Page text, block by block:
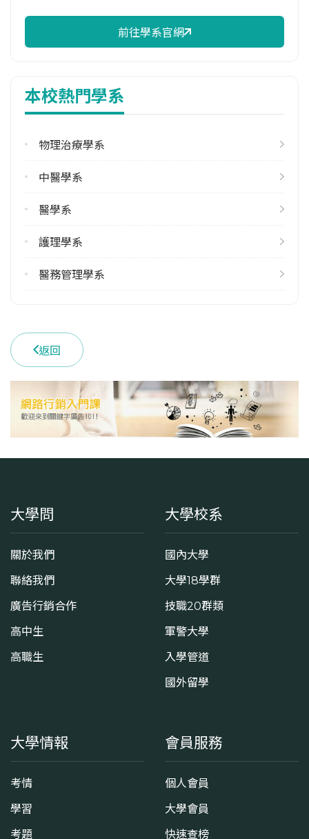
113學年度上學期
113學年度下學期
14
雙主修人數
2
113學年度下學期
(03)2118800 #5827
前往學系官網
本校熱門學系
物理治療學系
中醫學系
醫學系
護理學系
醫務管理學系
返回
大學問
關於我們
聯絡我們
廣告行銷合作
高中生
高職生
大學校系
國內大學
大學18學群
技職20群類
軍警大學
入學管道
國外留學
大學情報
考情
學習
考題
會員服務
個人會員
大學會員
快速查榜